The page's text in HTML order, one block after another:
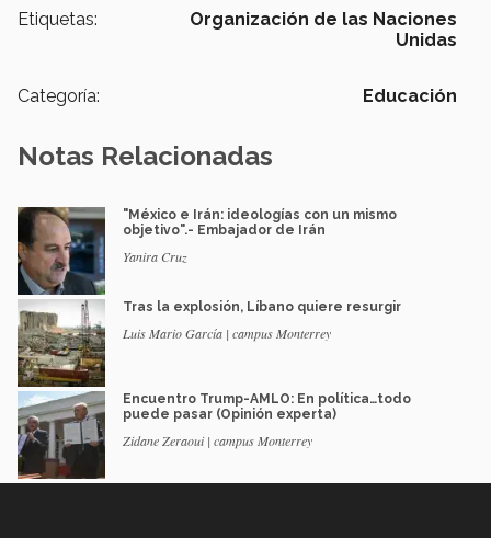
Etiquetas:
Organización de las Naciones
Unidas
Categoría: Educación
Notas Relacionadas
"México e Irán: ideologías con un mismo
objetivo".- Embajador de Irán
Yanira Cruz
Tras la explosión, Líbano quiere resurgir
Luis Mario García | campus Monterrey
Encuentro Trump-AMLO: En política…todo
puede pasar (Opinión experta)
Zidane Zeraoui | campus Monterrey